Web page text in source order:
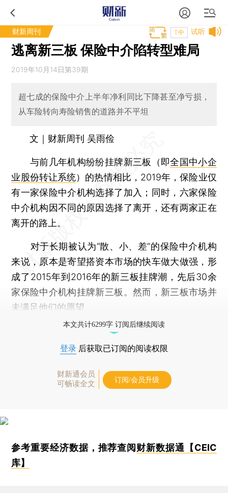
财新周刊 试听
T中
逃离新三板 保险中介陷转型难局
2019年10月14日第39期
超七成的保险中介上半年净利同比下降甚至净亏损，
从车险转向寿险销售的道路并不平坦
文｜财新周刊 吴雨俭
与前几年机构纷纷挂牌新三板（即全国中小企
业股份转让系统）的热情相比，2019年，保险业仅
有一家保险中介机构选择了加入；同时，六家保险
中介机构因不同的原因选择了离开，还有两家正在
离开的路上。
对于长期被认为“散、小、差”的保险中介机构
来说，原本是寄望搭资本市场的快车做大做强，形
成了2015年到2016年的新三板挂牌潮，先后30余
家保险中介机构挂牌新三板。然而，新三板市场并
未满足他们的愿望。
本文共计6299字 订阅后继续阅读
登录 后获取已订阅的阅读权限
财新通会员
可畅读全文
订阅/会员升级
参考重要经济数据，推荐查阅 财新数据通【CEIC
库】